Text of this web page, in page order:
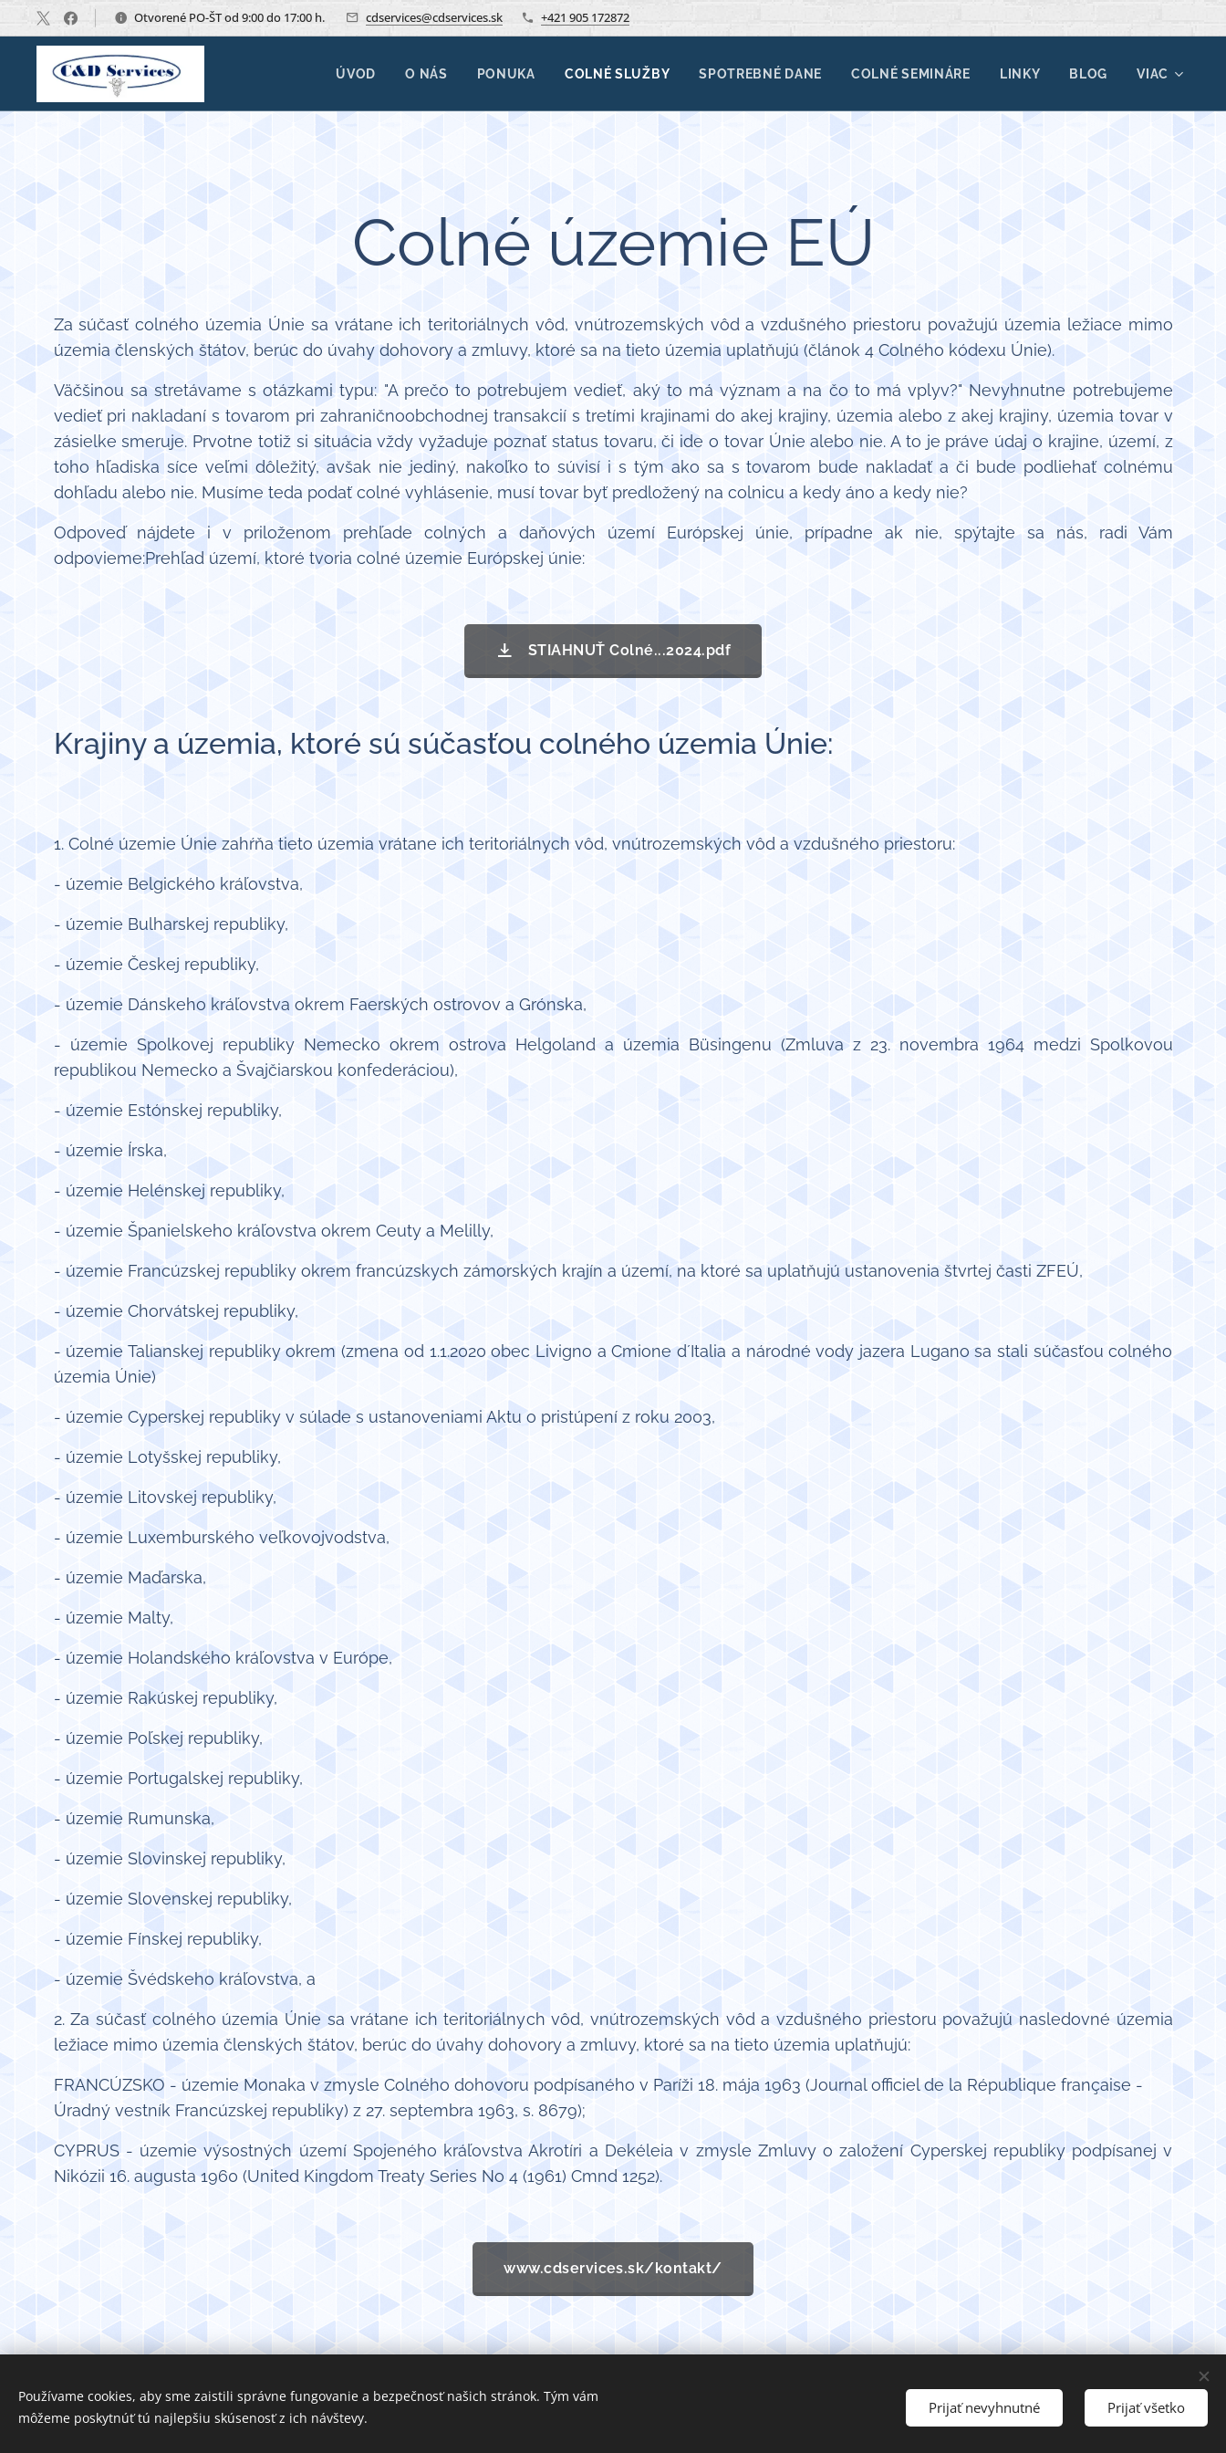
Otvorené PO-ŠT od 9:00 do 17:00 h. cdservices@cdservices.sk +421 905 172872
ÚVOD O NÁS PONUKA COLNÉ SLUŽBY SPOTREBNÉ DANE COLNÉ SEMINÁRE LINKY BLOG VIAC
Colné územie EÚ
Za súčasť colného územia Únie sa vrátane ich teritoriálnych vôd, vnútrozemských vôd a vzdušného priestoru považujú územia ležiace mimo
územia členských štátov, berúc do úvahy dohovory a zmluvy, ktoré sa na tieto územia uplatňujú (článok 4 Colného kódexu Únie).
Väčšinou sa stretávame s otázkami typu: "A prečo to potrebujem vedieť, aký to má význam a na čo to má vplyv?" Nevyhnutne potrebujeme
vedieť pri nakladaní s tovarom pri zahraničnoobchodnej transakcií s tretími krajinami do akej krajiny, územia alebo z akej krajiny, územia tovar v
zásielke smeruje. Prvotne totiž si situácia vždy vyžaduje poznať status tovaru, či ide o tovar Únie alebo nie. A to je práve údaj o krajine, území, z
toho hľadiska síce veľmi dôležitý, avšak nie jediný, nakoľko to súvisí i s tým ako sa s tovarom bude nakladať a či bude podliehať colnému
dohľadu alebo nie. Musíme teda podať colné vyhlásenie, musí tovar byť predložený na colnicu a kedy áno a kedy nie?
Odpoveď nájdete i v priloženom prehľade colných a daňových území Európskej únie, prípadne ak nie, spýtajte sa nás, radi Vám
odpovieme:Prehľad území, ktoré tvoria colné územie Európskej únie:
STIAHNUŤ Colné...2024.pdf
Krajiny a územia, ktoré sú súčasťou colného územia Únie:
1. Colné územie Únie zahŕňa tieto územia vrátane ich teritoriálnych vôd, vnútrozemských vôd a vzdušného priestoru:
- územie Belgického kráľovstva,
- územie Bulharskej republiky,
- územie Českej republiky,
- územie Dánskeho kráľovstva okrem Faerských ostrovov a Grónska,
- územie Spolkovej republiky Nemecko okrem ostrova Helgoland a územia Büsingenu (Zmluva z 23. novembra 1964 medzi Spolkovou
republikou Nemecko a Švajčiarskou konfederáciou),
- územie Estónskej republiky,
- územie Írska,
- územie Helénskej republiky,
- územie Španielskeho kráľovstva okrem Ceuty a Melilly,
- územie Francúzskej republiky okrem francúzskych zámorských krajín a území, na ktoré sa uplatňujú ustanovenia štvrtej časti ZFEÚ,
- územie Chorvátskej republiky,
- územie Talianskej republiky okrem (zmena od 1.1.2020 obec Livigno a Cmione d´Italia a národné vody jazera Lugano sa stali súčasťou colného
územia Únie)
- územie Cyperskej republiky v súlade s ustanoveniami Aktu o pristúpení z roku 2003,
- územie Lotyšskej republiky,
- územie Litovskej republiky,
- územie Luxemburského veľkovojvodstva,
- územie Maďarska,
- územie Malty,
- územie Holandského kráľovstva v Európe,
- územie Rakúskej republiky,
- územie Poľskej republiky,
- územie Portugalskej republiky,
- územie Rumunska,
- územie Slovinskej republiky,
- územie Slovenskej republiky,
- územie Fínskej republiky,
- územie Švédskeho kráľovstva, a
2. Za súčasť colného územia Únie sa vrátane ich teritoriálnych vôd, vnútrozemských vôd a vzdušného priestoru považujú nasledovné územia
ležiace mimo územia členských štátov, berúc do úvahy dohovory a zmluvy, ktoré sa na tieto územia uplatňujú:
FRANCÚZSKO - územie Monaka v zmysle Colného dohovoru podpísaného v Paríži 18. mája 1963 (Journal officiel de la République française -
Úradný vestník Francúzskej republiky) z 27. septembra 1963, s. 8679);
CYPRUS - územie výsostných území Spojeného kráľovstva Akrotíri a Dekéleia v zmysle Zmluvy o založení Cyperskej republiky podpísanej v
Nikózii 16. augusta 1960 (United Kingdom Treaty Series No 4 (1961) Cmnd 1252).
www.cdservices.sk/kontakt/
Používame cookies, aby sme zaistili správne fungovanie a bezpečnosť našich stránok. Tým vám
môžeme poskytnúť tú najlepšiu skúsenosť z ich návštevy.
Prijať nevyhnutné Prijať všetko